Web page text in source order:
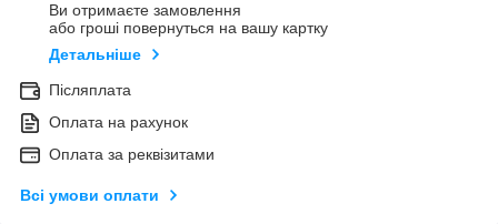
Ви отримаєте замовлення
або гроші повернуться на вашу картку
Детальніше
Післяплата
Оплата на рахунок
Оплата за реквізитами
Всі умови оплати